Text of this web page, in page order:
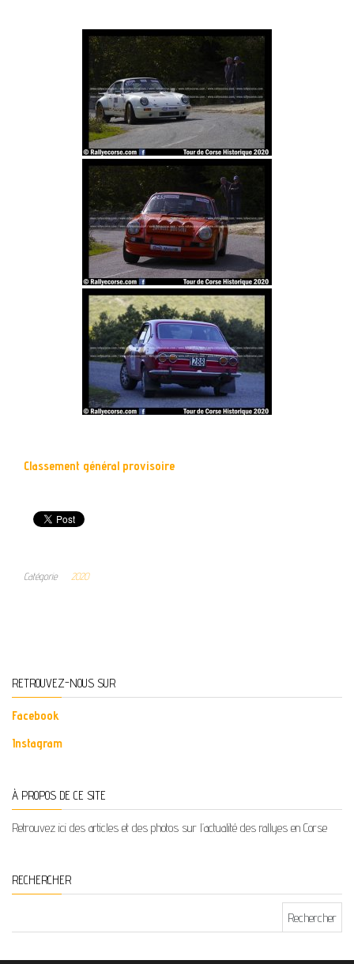
Classement général provisoire
Catégorie 2020
RETROUVEZ-NOUS SUR
Facebook
Instagram
À PROPOS DE CE SITE
Retrouvez ici des articles et des photos sur l’actualité des rallyes en Corse
RECHERCHER